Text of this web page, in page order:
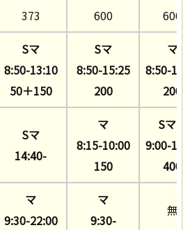
373
600
600
Sマ
8:50-13:10
50＋150
Sマ
8:50-15:25
200
マ
8:50-
200
Sマ
14:40-
マ
8:15-10:00
150
Sマ
9:00-
400
マ
9:30-22:00
マ
9:30-
無